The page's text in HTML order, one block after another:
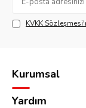
KVKK
Kurumsal
Yardım